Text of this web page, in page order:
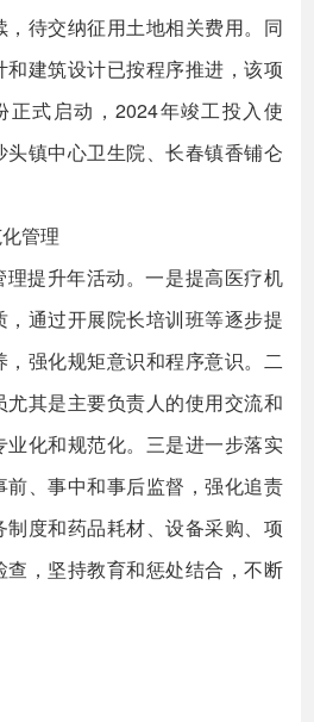
待交纳征用土地相关费用。同
建筑设计已按程序推进，该项
正式启动，2024年竣工投入使
镇中心卫生院、长春镇香铺仑
管理
提升年活动。一是提高医疗机
通过开展院长培训班等逐步提
强化规矩意识和程序意识。二
其是主要负责人的使用交流和
化和规范化。三是进一步落实
、事中和事后监督，强化追责
度和药品耗材、设备采购、项
查，坚持教育和惩处结合，不断